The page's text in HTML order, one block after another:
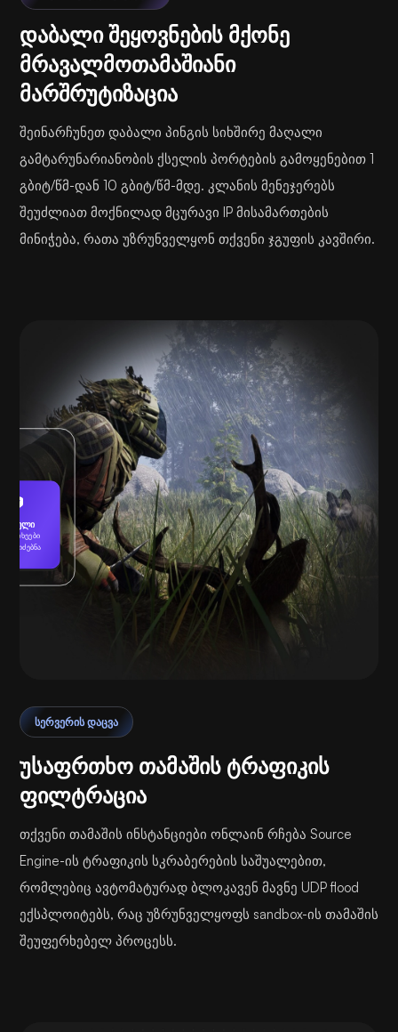
დაბალი შეყოვნების მქონე
მრავალმოთამაშიანი
მარშრუტიზაცია
შეინარჩუნეთ დაბალი პინგის სიხშირე მაღალი
გამტარუნარიანობის ქსელის პორტების გამოყენებით 1
გბიტ/წმ-დან 10 გბიტ/წმ-მდე. კლანის მენეჯერებს
შეუძლიათ მოქნილად მცურავი IP მისამართების
მინიჭება, რათა უზრუნველყონ თქვენი ჯგუფის კავშირი.
ᲡᲔᲠᲕᲔᲠᲘᲡ ᲓᲐᲪᲕᲐ
უსაფრთხო თამაშის ტრაფიკის
ფილტრაცია
თქვენი თამაშის ინსტანციები ონლაინ რჩება Source
Engine-ის ტრაფიკის სკრაბერების საშუალებით,
რომლებიც ავტომატურად ბლოკავენ მავნე UDP flood
ექსპლოიტებს, რაც უზრუნველყოფს sandbox-ის თამაშის
შეუფერხებელ პროცესს.
დაცული
მოიძებნა